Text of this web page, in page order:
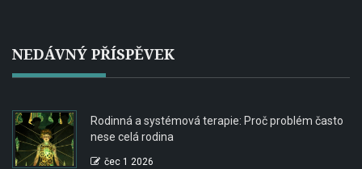
NEDÁVNÝ PŘÍSPĚVEK
Rodinná a systémová terapie: Proč problém často
nese celá rodina
čec 1 2026